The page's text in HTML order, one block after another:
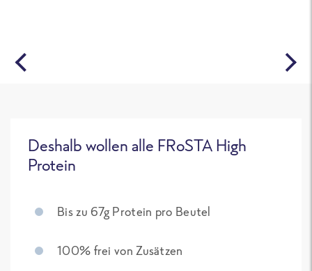
Deshalb wollen alle FRoSTA High
Protein
Bis zu 67g Protein pro Beutel
100% frei von Zusätzen